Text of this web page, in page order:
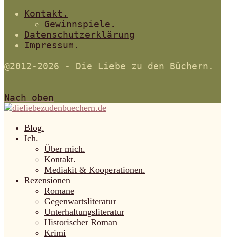
Kontakt.
Gewinnspiele.
Datenschutzerklärung
Impressum.
@2012-2026 - Die Liebe zu den Büchern.
Nach oben
Blog.
Ich.
Über mich.
Kontakt.
Mediakit & Kooperationen.
Rezensionen
Romane
Gegenwartsliteratur
Unterhaltungsliteratur
Historischer Roman
Krimi